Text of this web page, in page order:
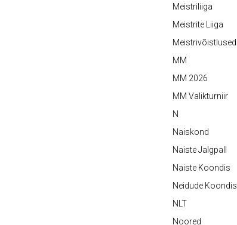
Meistriliiga
Meistrite Liiga
Meistrivõistlused
MM
MM 2026
MM Valikturniir
N
Naiskond
Naiste Jalgpall
Naiste Koondis
Neidude Koondis
NLT
Noored